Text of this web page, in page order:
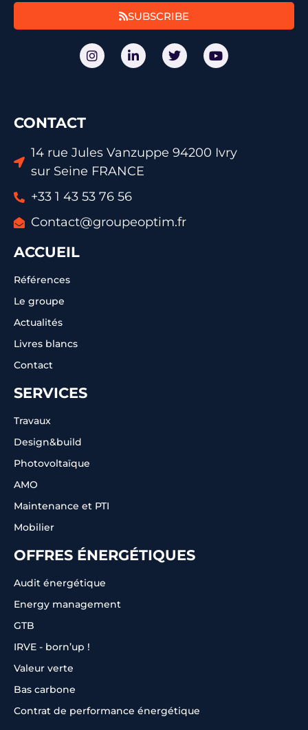
SUBSCRIBE
CONTACT
14 rue Jules Vanzuppe 94200 Ivry
sur Seine FRANCE
+33 1 43 53 76 56
Contact@groupeoptim.fr
ACCUEIL
Références
Le groupe
Actualités
Livres blancs
Contact
SERVICES
Travaux
Design&build
Photovoltaïque
AMO
Maintenance et PTI
Mobilier
OFFRES ÉNERGÉTIQUES
Audit énergétique
Energy management
GTB
IRVE - born’up !
Valeur verte
Bas carbone
Contrat de performance énergétique